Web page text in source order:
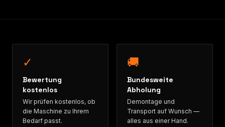
✓
Bewertung
kostenlos
Wir prüfen kostenlos, ob
die Maschine zu Ihrem
Bedarf passt.
🚚
Bundesweite
Abholung
Demontage und
Transport auf Wunsch —
alles aus einer Hand.